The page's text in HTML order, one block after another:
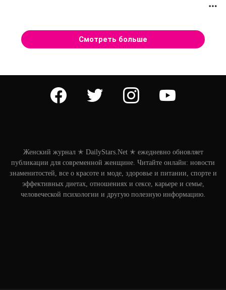
Смотреть больше
facebook twitter instagram
Женский журнал ✭ DailyStars.Net ✭ ежедневно обновляет
публикации для современной женщине. Читайте онлайн: новости
знаменитостей, все о красоте и моде, здоровье и питании, спорте и
эффективных диетах, отношениях и сексе, карьере и семье,
человеческой психологии и другую полезную информацию.